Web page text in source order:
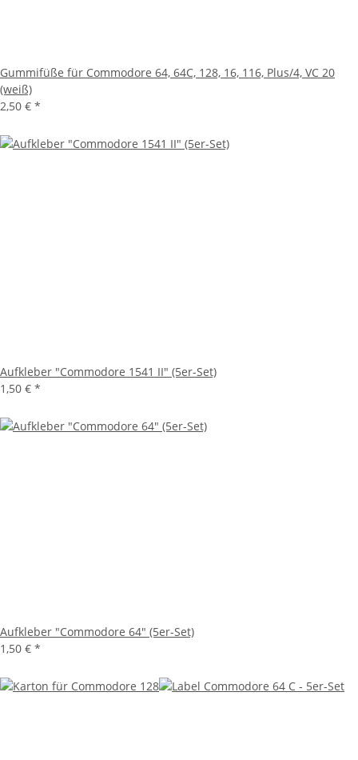
Gummifüße für Commodore 64, 64C, 128, 16, 116, Plus/4, VC 20
(weiß)
2,50 € *
Aufkleber "Commodore 1541 II" (5er-Set)
1,50 € *
Aufkleber "Commodore 64" (5er-Set)
1,50 € *